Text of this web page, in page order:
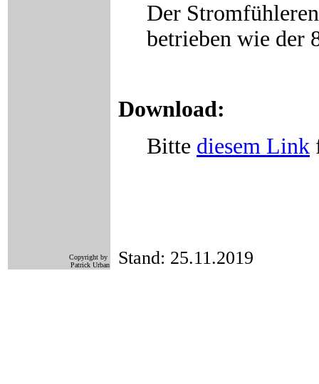
Der
betrieben wie der
Download:
Bitte diesem Link
Stand: 25.11.2019
Copyright by
Patrick Urban